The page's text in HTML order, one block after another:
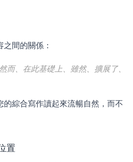
間的關係：
而、在此基礎上、雖然、擴展了、
的綜合寫作讀起來流暢自然，而不
置